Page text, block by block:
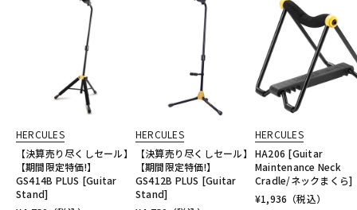
HERCULES
【決算売り尽くしセール】
【期間限定特価!】
GS414B PLUS [Guitar
Stand]
HERCULES
【決算売り尽くしセール】
【期間限定特価!】
GS412B PLUS [Guitar
Stand]
HERCULES
HA206 [Guitar
Maintenance Neck
Cradle/ネックまくら]
¥1,936 （税込）